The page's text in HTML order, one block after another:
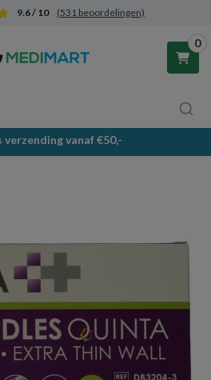
9.6 / 10 (531 beoordelingen)
0
met producten.
verzending vanaf €50,-